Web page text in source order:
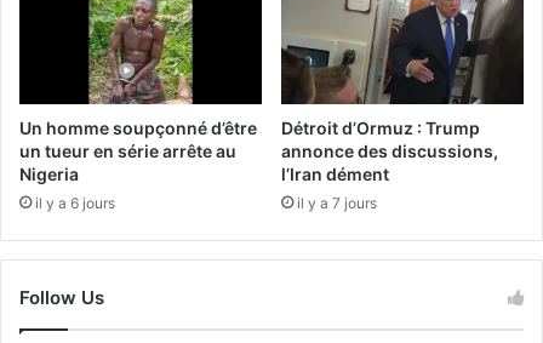
Un homme soupçonné d’être
un tueur en série arrête au
Nigeria
il y a 6 jours
Détroit d’Ormuz : Trump
annonce des discussions,
l’Iran dément
il y a 7 jours
Follow Us